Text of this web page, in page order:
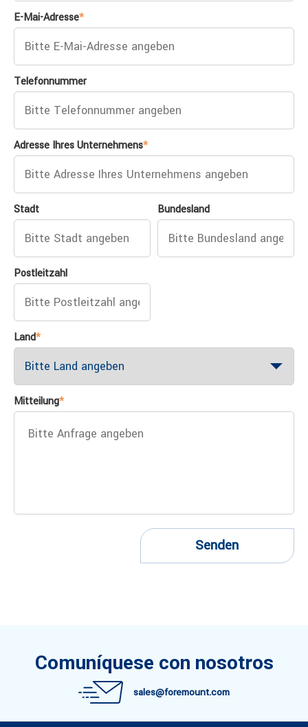
E-Mai-Adresse*
Telefonnummer
Adresse Ihres Unternehmens*
Stadt Bundesland
Postleitzahl
Land*
Mitteilung*
Senden
Comuníquese con nosotros
sales@foremount.com